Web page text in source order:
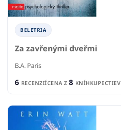
BELETRIA
Za zavřenými dveřmi
B.A. Paris
6 RECENZIÍCENA Z 8 KNÍHKUPECTIEV